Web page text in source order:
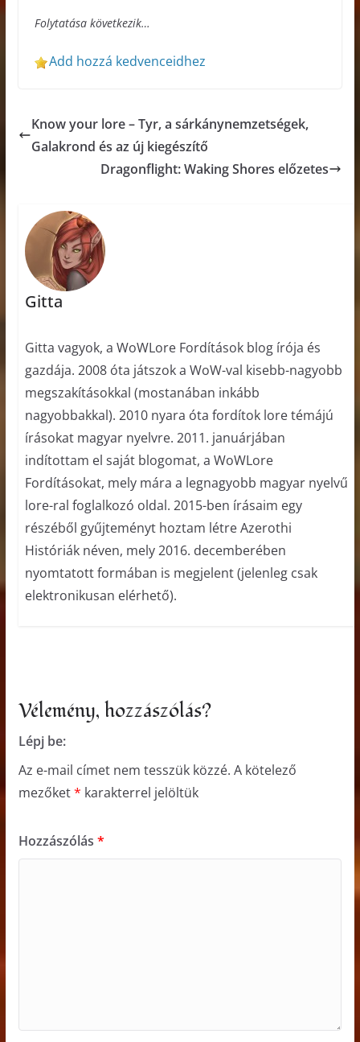
Folytatása következik…
Add hozzá kedvenceidhez
Know your lore – Tyr, a sárkánynemzetségek,
Galakrond és az új kiegészítő
Dragonflight: Waking Shores előzetes
Gitta
Gitta vagyok, a WoWLore Fordítások blog írója és
gazdája. 2008 óta játszok a WoW-val kisebb-nagyobb
megszakításokkal (mostanában inkább
nagyobbakkal). 2010 nyara óta fordítok lore témájú
írásokat magyar nyelvre. 2011. januárjában
indítottam el saját blogomat, a WoWLore
Fordításokat, mely mára a legnagyobb magyar nyelvű
lore-ral foglalkozó oldal. 2015-ben írásaim egy
részéből gyűjteményt hoztam létre Azerothi
Históriák néven, mely 2016. decemberében
nyomtatott formában is megjelent (jelenleg csak
elektronikusan elérhető).
Vélemény, hozzászólás?
Lépj be:
Az e-mail címet nem tesszük közzé. A kötelező
mezőket* karakterrel jelöltük
Hozzászólás *